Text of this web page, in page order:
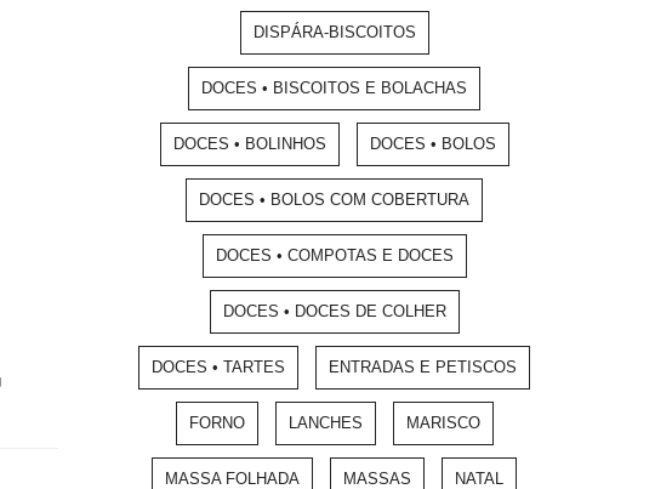
DISPÁRA-BISCOITOS
DOCES • BISCOITOS E BOLACHAS
DOCES • BOLINHOS DOCES • BOLOS
DOCES • BOLOS COM COBERTURA
DOCES • COMPOTAS E DOCES
DOCES • DOCES DE COLHER
DOCES • TARTES ENTRADAS E PETISCOS
FORNO LANCHES MARISCO
MASSA FOLHADA MASSAS NATAL